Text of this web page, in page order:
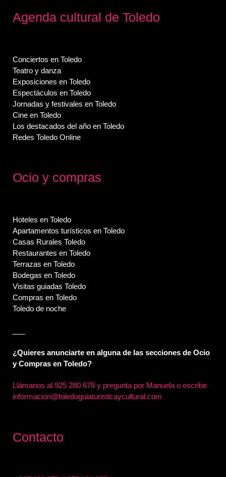
Agenda cultural de Toledo
Conciertos en Toledo
Teatro y danza
Exposiciones en Toledo
Espectáculos en Toledo
Jornadas y festivales en Toledo
Cine en Toledo
Los destacados del año en Toledo
Redes Toledo Online
Ocio y compras
Hoteles en Toledo
Apartamentos turísticos en Toledo
Casas Rurales Toledo
Restaurantes en Toledo
Terrazas en Toledo
Bodegas en Toledo
Visitas guiadas Toledo
Compras en Toledo
Toledo de noche
¿Quieres anunciarte en alguna de las secciones de Ocio
y Compras en Toledo?
Llámanos al925 280 678 y pregunta por Manuela o escribe
informacion@toledoguiaturisticaycultural.com
Contacto